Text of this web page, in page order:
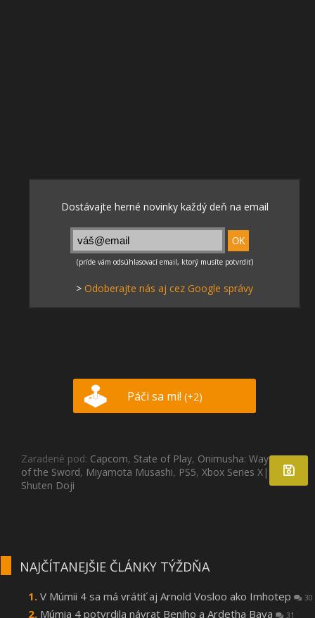
> Odoberajte nás aj cez Google správy
Páči sa mi! (+2)
Zaradené pod: Capcom, State of Play, Onimusha: Way
of the Sword, Miyamota Musashi, PS5, Xbox Series X|S PC,
Shuten Doji
NAJČÍTANEJŠIE ČLÁNKY TÝŽDŇA
V Múmii 4 sa má vrátiť aj Arnold Vosloo ako Imhotep 30
Múmia 4 potvrdila návrat Beniho a Ardetha Baya 31